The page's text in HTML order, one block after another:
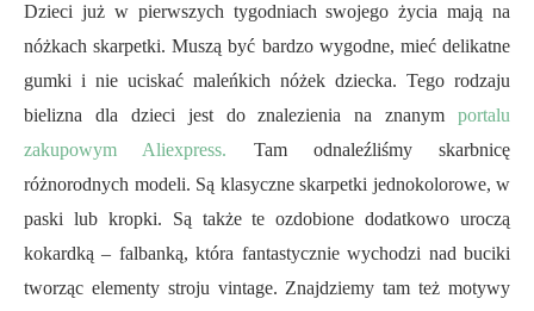
Dzieci już w pierwszych tygodniach swojego życia mają na
nóżkach skarpetki. Muszą być bardzo wygodne, mieć delikatne
gumki i nie uciskać maleńkich nóżek dziecka. Tego rodzaju
bielizna dla dzieci jest do znalezienia na znanym portalu
zakupowym Aliexpress. Tam odnaleźliśmy skarbnicę
różnorodnych modeli. Są klasyczne skarpetki jednokolorowe, w
paski lub kropki. Są także te ozdobione dodatkowo uroczą
kokardką – falbanką, która fantastycznie wychodzi nad buciki
tworząc elementy stroju vintage. Znajdziemy tam też motywy